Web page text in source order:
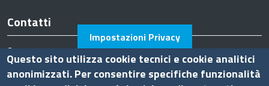
Contatti
Piazza F.Cavallotti,3 - 98122 Messina
tel. 090-77721
Impostazioni Privacy
Questo sito utilizza cookie tecnici e cookie analitici
anonimizzati. Per consentire specifiche funzionalità